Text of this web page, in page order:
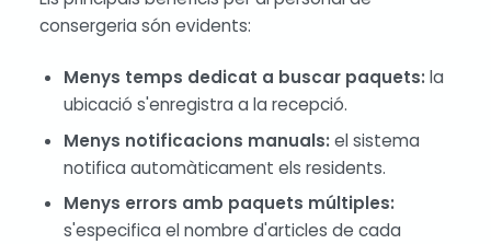
consergeria són evidents:
Menys temps dedicat a buscar paquets:la
ubicació s'enregistra a la recepció.
Menys notificacions manuals:el sistema
notifica automàticament els residents.
Menys errors amb paquets múltiples:
s'especifica el nombre d'articles de cada